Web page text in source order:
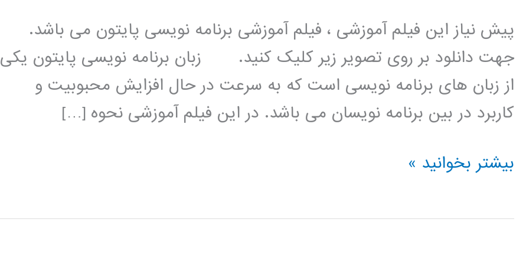
پیش نیاز این فیلم آموزشی ، فیلم آموزشی برنامه نویسی پایتون می باشد.
جهت دانلود بر روی تصویر زیر کلیک کنید. زبان برنامه نویسی پایتون یکی
از زبان های برنامه نویسی است که به سرعت در حال افزایش محبوبیت و
کاربرد در بین برنامه نویسان می باشد. در این فیلم آموزشی نحوه […]
الگوریتم
مورچه
بیشتر بخوانید »